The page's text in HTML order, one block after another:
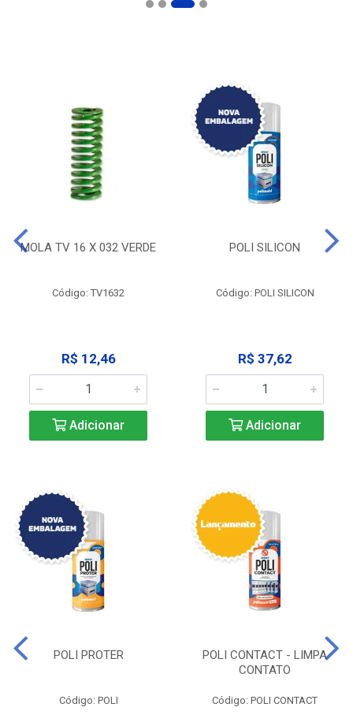
MOLA TV 16 X 032 VERDE
Código: TV1632
R$ 12,46
Adicionar
POLI SILICON
Código: POLI SILICON
R$ 37,62
Adicionar
POLI PROTER
Código: POLI
POLI CONTACT - LIMPA
CONTATO
Código: POLI CONTACT